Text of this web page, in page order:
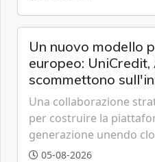
Un nuovo modello
europeo:
scommettono
tecnologica
Una collaborazione
per costruire la
generazione unendo
artificiale.
05-08-2026